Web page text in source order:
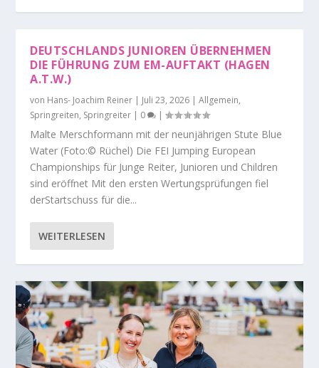
DEUTSCHLANDS JUNIOREN ÜBERNEHMEN
DIE FÜHRUNG ZUM EM-AUFTAKT (HAGEN
A.T.W.)
von Hans- Joachim Reiner Juli 23, 2026 |Allgemein,
Springreiten, Springreiter 0 |
Malte Merschformann mit der neunjährigen Stute Blue
Water (Foto:© Rüchel) Die FEI Jumping European
Championships für Junge Reiter, Junioren und Children
sind eröffnet Mit den ersten Wertungsprüfungen fiel
derStartschuss für die...
WEITERLESEN